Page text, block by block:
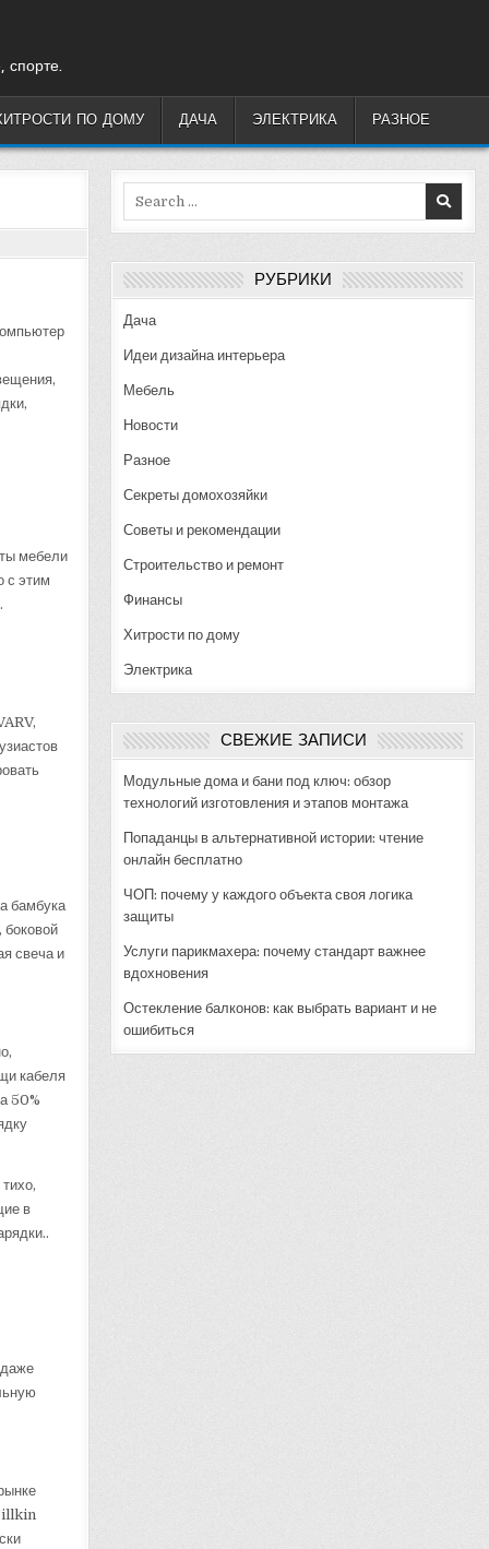
спорте.
ПО ДОМУ ДАЧА ЭЛЕКТРИКА РАЗНОЕ
мебели
с этим
бамбука
свеча и
кабеля
50%
в
РУБРИКИ
Дача
Идеи дизайна интерьера
Мебель
Новости
Разное
Секреты домохозяйки
Советы и рекомендации
Строительство и ремонт
Финансы
Хитрости по дому
Электрика
СВЕЖИЕ ЗАПИСИ
Модульные дома и бани под ключ: обзор
технологий изготовления и этапов монтажа
Попаданцы в альтернативной истории: чтение
онлайн бесплатно
ЧОП: почему у каждого объекта своя логика
защиты
Услуги парикмахера: почему стандарт важнее
вдохновения
Остекление балконов: как выбрать вариант и не
ошибиться